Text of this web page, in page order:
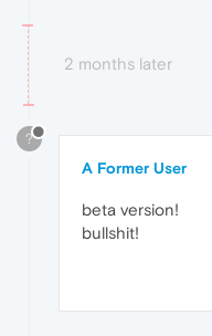
2 months later
?
A Former User
beta version!
bullshit!